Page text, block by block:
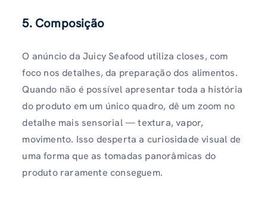
5. Composição
O anúncio da Juicy Seafood utiliza closes, com
foco nos detalhes, da preparação dos alimentos.
Quando não é possível apresentar toda a história
do produto em um único quadro, dê um zoom no
detalhe mais sensorial — textura, vapor,
movimento. Isso desperta a curiosidade visual de
uma forma que as tomadas panorâmicas do
produto raramente conseguem.